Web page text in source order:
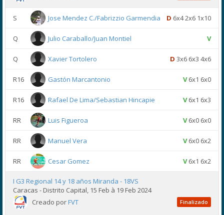
S Jose Mendez C./Fabrizzio Garmendia D 6x4 2x6 1x10
Q Julio Caraballo/Juan Montiel V
Q Xavier Tortolero D 3x6 6x3 4x6
R16 Gastón Marcantonio V6x1 6x0
R16 Rafael De Lima/Sebastian Hincapie V6x1 6x3
RR Luis Figueroa V6x0 6x0
RR Manuel Vera V6x0 6x2
RR Cesar Gomez V6x1 6x2
I G3 Regional 14 y 18 años Miranda - 18VS
Caracas - Distrito Capital, 15 Feb à 19 Feb 2024
Creado porFVT Finalizado